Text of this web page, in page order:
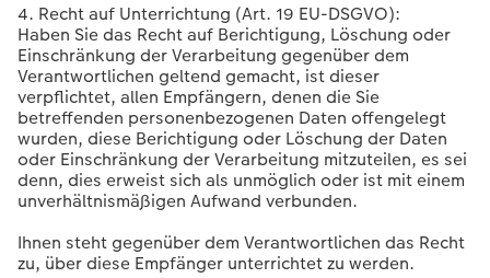
4. Recht auf Unterrichtung (Art. 19 EU-DSGVO):
Haben Sie das Recht auf Berichtigung, Löschung oder
Einschränkung der Verarbeitung gegenüber dem
Verantwortlichen geltend gemacht, ist dieser
verpflichtet, allen Empfängern, denen die Sie
betreffenden personenbezogenen Daten offengelegt
wurden, diese Berichtigung oder Löschung der Daten
oder Einschränkung der Verarbeitung mitzuteilen, es sei
denn, dies erweist sich als unmöglich oder ist mit einem
unverhältnismäßigen Aufwand verbunden.
Ihnen steht gegenüber dem Verantwortlichen das Recht
zu, über diese Empfänger unterrichtet zu werden.